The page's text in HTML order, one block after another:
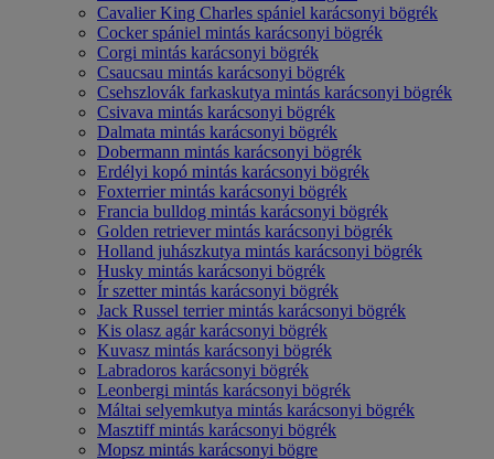
Cavalier King Charles spániel karácsonyi bögrék
Cocker spániel mintás karácsonyi bögrék
Corgi mintás karácsonyi bögrék
Csaucsau mintás karácsonyi bögrék
Csehszlovák farkaskutya mintás karácsonyi bögrék
Csivava mintás karácsonyi bögrék
Dalmata mintás karácsonyi bögrék
Dobermann mintás karácsonyi bögrék
Erdélyi kopó mintás karácsonyi bögrék
Foxterrier mintás karácsonyi bögrék
Francia bulldog mintás karácsonyi bögrék
Golden retriever mintás karácsonyi bögrék
Holland juhászkutya mintás karácsonyi bögrék
Husky mintás karácsonyi bögrék
Ír szetter mintás karácsonyi bögrék
Jack Russel terrier mintás karácsonyi bögrék
Kis olasz agár karácsonyi bögrék
Kuvasz mintás karácsonyi bögrék
Labradoros karácsonyi bögrék
Leonbergi mintás karácsonyi bögrék
Máltai selyemkutya mintás karácsonyi bögrék
Masztiff mintás karácsonyi bögrék
Mopsz mintás karácsonyi bögre